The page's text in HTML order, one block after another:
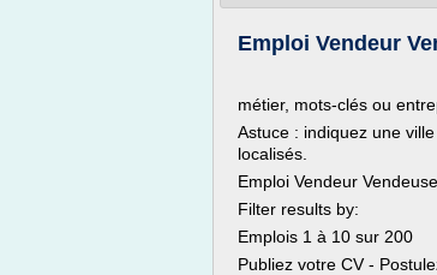
Emploi Vendeur
métier, mots-clés ou
Astuce : indiquez une
localisés.
Emploi Vendeur
Filter results by:
Emplois 1 à 10 sur 200
Publiez votre CV -